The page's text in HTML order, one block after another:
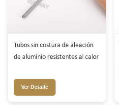
Tubos sin costura de aleación
de aluminio resistentes al calor
Ver Detalle